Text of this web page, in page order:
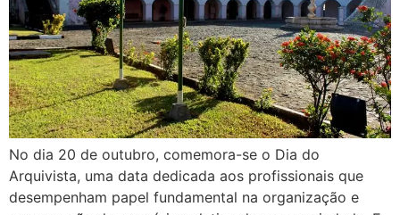
No dia 20 de outubro, comemora-se o Dia do
Arquivista, uma data dedicada aos profissionais que
desempenham papel fundamental na organização e